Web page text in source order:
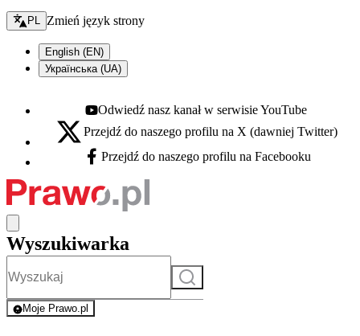
Zmień język - bieżący:
PL Zmień język strony
English (EN)
Українська (UA)
Youtube - otwiera się w nowej karcie
Odwiedź nasz kanał w serwisie YouTube
X - otwiera się w nowej karcie
Przejdź do naszego profilu na X (dawniej Twitter)
Facebook - otwiera się w nowej karcie
Przejdź do naszego profilu na Facebooku
Wyszukiwarka
Szukaj
Moje Prawo.pl
- rejestracja i logowanie do serwisu